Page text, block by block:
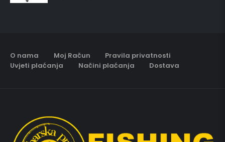
O nama Moj Račun
Pravila privatnosti
Uvjeti plaćanja
Načini plaćanja Dostava